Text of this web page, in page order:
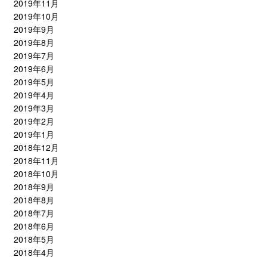
2019年11月
2019年10月
2019年9月
2019年8月
2019年7月
2019年6月
2019年5月
2019年4月
2019年3月
2019年2月
2019年1月
2018年12月
2018年11月
2018年10月
2018年9月
2018年8月
2018年7月
2018年6月
2018年5月
2018年4月